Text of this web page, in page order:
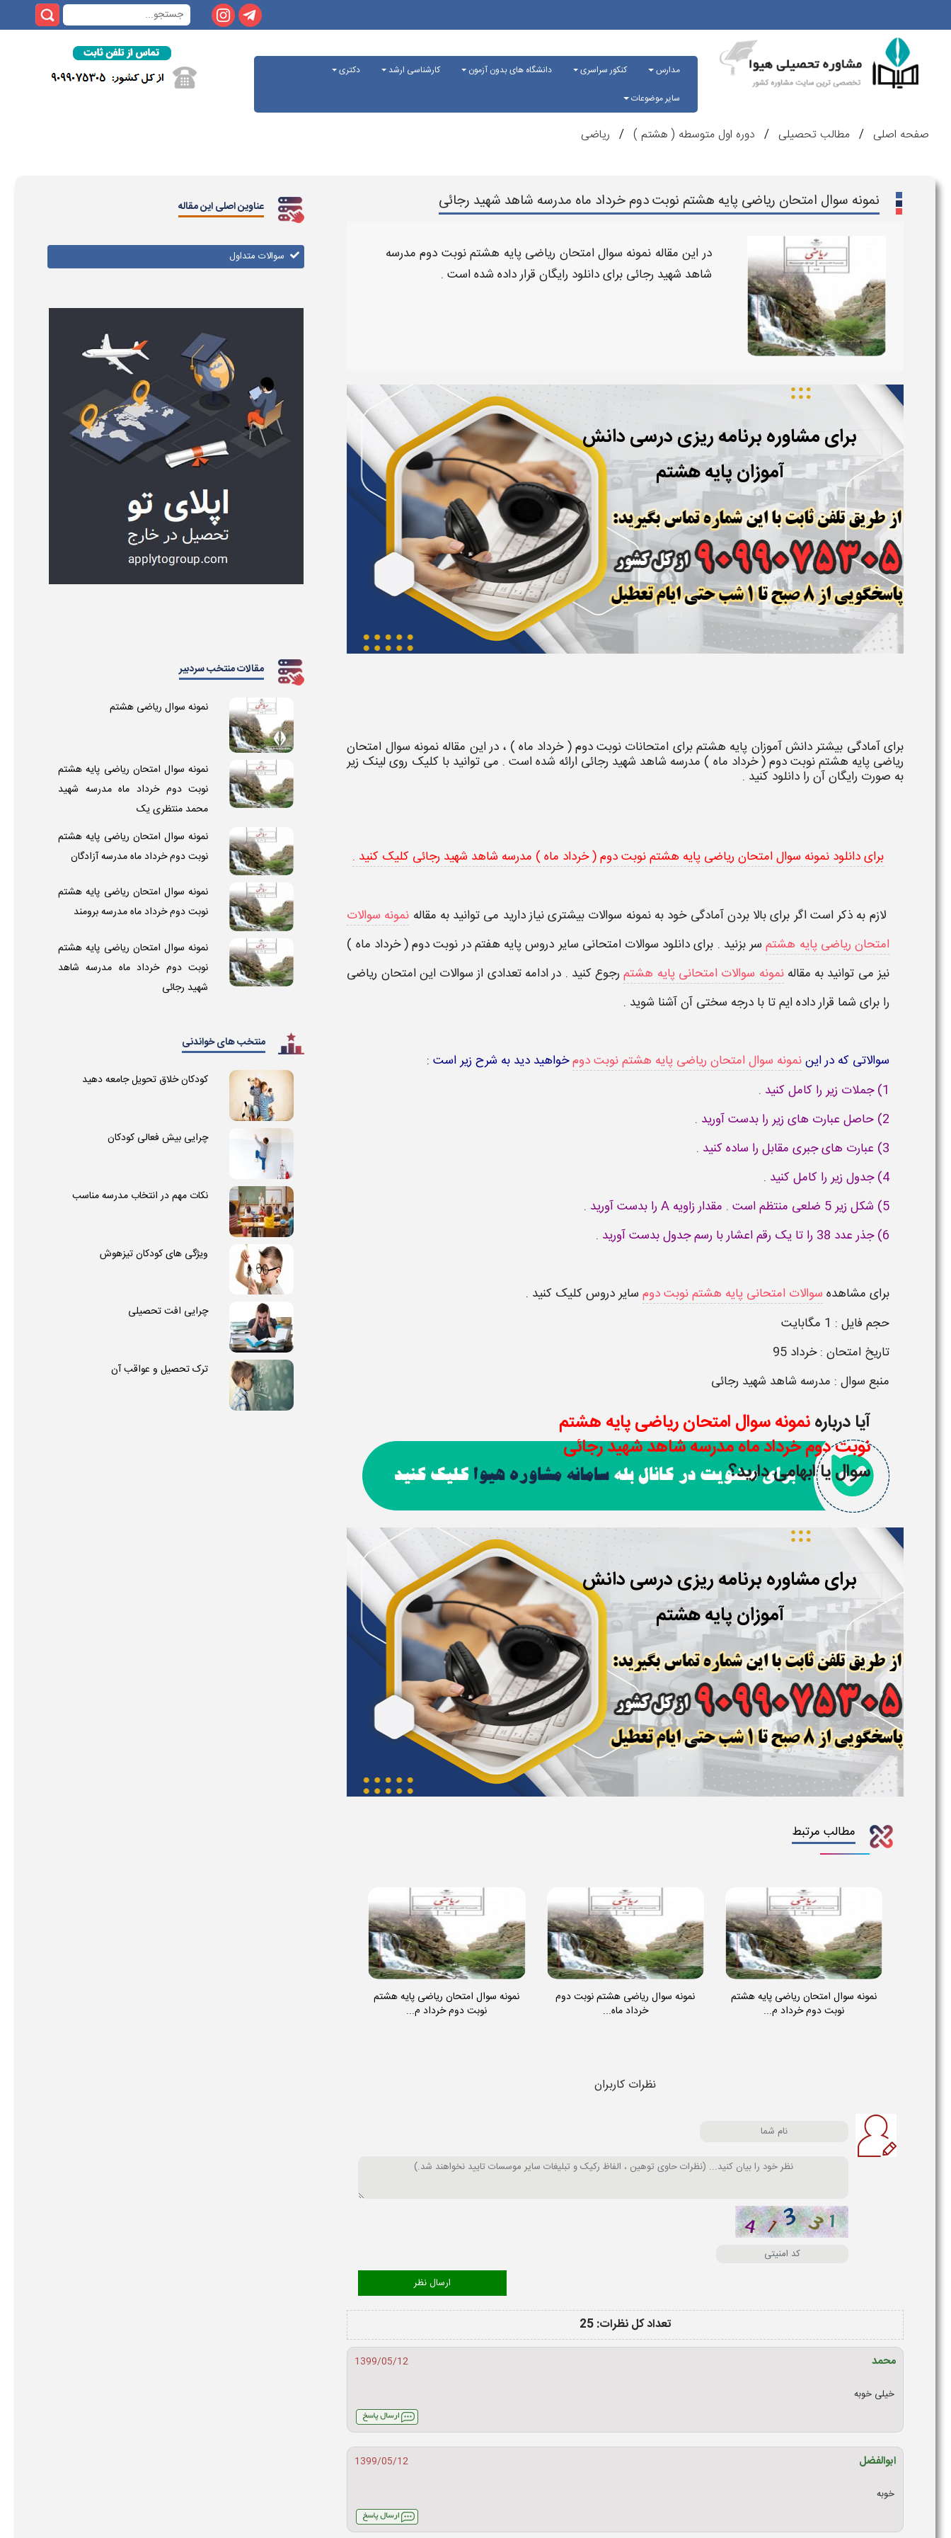
مدارس کنکور سراسری دانشگاه های بدون آزمون کارشناسی ارشد
دکتری
سایر موضوعات
صفحه اصلی مطالب تحصیلی دوره اول متوسطه ( هشتم ) ریاضی
نمونه سوال امتحان ریاضی پایه هشتم نوبت دوم خرداد ماه مدرسه شاهد شهید رجائی
در این مقاله نمونه سوال امتحان ریاضی پایه هشتم نوبت دوممدرسه
شاهد شهید رجائی برایدانلود رایگان قرار داده شده است .
برای مشاوره برنامه ریزی درسی دانش
آموزان پایه هشتم
برای آمادگی بیشتر دانش آموزان پایه هشتمبرای امتحانات نوبت دوم ( خرداد ماه ) ، در این مقالهنمونه سوال امتحان
ریاضی پایه هشتم نوبت دوم ( خرداد ماه ) مدرسه شاهد شهید رجائی ارائه شده است . می توانید با کلیک روی لینک زیر
به صورت رایگان آن را دانلود کنید .
برای دانلود نمونه سوال امتحان ریاضی پایه هشتم نوبت دوم ( خرداد ماه ) مدرسه شاهد شهید رجائی کلیک کنید .
لازم به ذکر است اگر برای بالا بردن آمادگی خود به نمونه سوالات بیشتری نیاز دارید می توانید به مقاله نمونه سوالات
امتحان ریاضی پایه هشتمسر بزنید . برای دانلود سوالات امتحانی سایر دروس پایه هفتم در نوبت دوم ( خرداد ماه )
نیز می توانید به مقالهنمونه سوالات امتحانی پایه هشتمرجوع کنید . در ادامه تعدادی از سوالات این امتحان ریاضی
را برای شما قرار داده ایم تا با درجه سختی آن آشنا شوید .
سوالاتی که در ایننمونه سوال امتحان ریاضی پایه هشتم نوبت دومخواهید دید به شرح زیر است :
1) جملات زیر را کامل کنید .
2) حاصل عبارت های زیر را بدست آورید .
3) عبارت های جبری مقابل را ساده کنید .
4) جدول زیر را کامل کنید .
5) شکل زیر 5 ضلعی منتظم است . مقدار زاویه A را بدست آورید .
6) جذر عدد 38 را تا یک رقم اعشار با رسم جدول بدست آورید .
برای مشاهده سوالات امتحانی پایه هشتم نوبت دوم سایر دروس کلیک کنید .
حجم فایل : 1 مگابایت
تاریخ امتحان : خرداد 95
منبع سوال : مدرسه شاهد شهید رجائی
آیا دربارهنمونه سوال امتحان ریاضی پایه هشتم
نوبت دوم خرداد ماه مدرسه شاهد شهید رجائی
سوال یا ابهامی دارید؟
برای مشاوره برنامه ریزی درسی دانش
آموزان پایه هشتم
مطالب مرتبط
نمونه سوال امتحان ریاضی پایه هشتم
نوبت دوم خرداد م...
نمونه سوال ریاضی هشتم نوبت دوم
خرداد ماه...
نمونه سوال امتحان ریاضی پایه هشتم
نوبت دوم خرداد م...
نظرات کاربران
تعداد کل نظرات: 25
محمد 1399/05/12
خیلی خوبه
ابوالفضل 1399/05/12
خوبه
عناوین اصلی این مقاله
سوالات متداول
مقالات منتخب سردبیر
نمونه سوال ریاضی هشتم
نمونه سوال امتحان ریاضی پایه هشتم
نوبت دوم خرداد ماه مدرسه شهید
محمد منتظری یک
نمونه سوال امتحان ریاضی پایه هشتم
نوبت دوم خرداد ماه مدرسه آزادگان
نمونه سوال امتحان ریاضی پایه هشتم
نوبت دوم خرداد ماه مدرسه برومند
نمونه سوال امتحان ریاضی پایه هشتم
نوبت دوم خرداد ماه مدرسه شاهد
شهید رجائی
منتخب های خواندنی
کودکان خلاق تحویل جامعه دهید
چرایی بیش فعالی کودکان
نکات مهم در انتخاب مدرسه مناسب
ویژگی های کودکان تیزهوش
چرایی افت تحصیلی
ترک تحصیل و عواقب آن